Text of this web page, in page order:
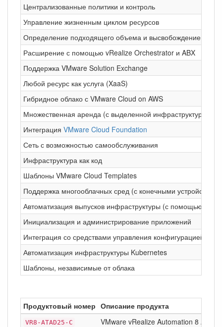
Централизованные политики и контроль
Управление жизненным циклом ресурсов
Определение подходящего объема и высвобождение
Расширение с помощью vRealize Orchestrator и ABX
Поддержка VMware Solution Exchange
Любой ресурс как услуга (XaaS)
Гибридное облако с VMware Cloud on AWS
Множественная аренда (с выделенной инфраструктурой)
Интеграция VMware Cloud Foundation
Сеть с возможностью самообслуживания
Инфраструктура как код
Шаблоны VMware Cloud Templates
Поддержка многооблачных сред (с конечными
Автоматизация выпусков инфраструктуры (с помощью
Инициализация и администрирование приложений
Интеграция со средствами управления конфигурацией
Автоматизация инфраструктуры Kubernetes
Шаблоны, независимые от облака
Продуктовый номер Описание продукта
VR8-ATAD25-C VMware vRealize Automation 8